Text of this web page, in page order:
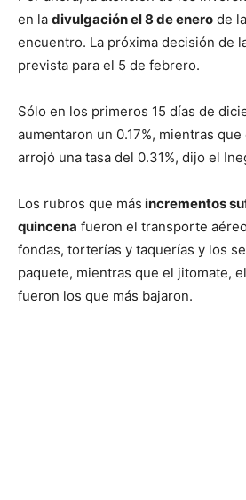
en la divulgación el 8 de enero de
encuentro. La próxima decisión de
prevista para el 5 de febrero.
Sólo en los primeros 15 días de
aumentaron un 0.17%, mientras
arrojó una tasa del 0.31%, dijo el
Los rubros que más incrementos
quincena fueron el transporte
fondas, torterías y taquerías y los
paquete, mientras que el jitomate,
fueron los que más bajaron.